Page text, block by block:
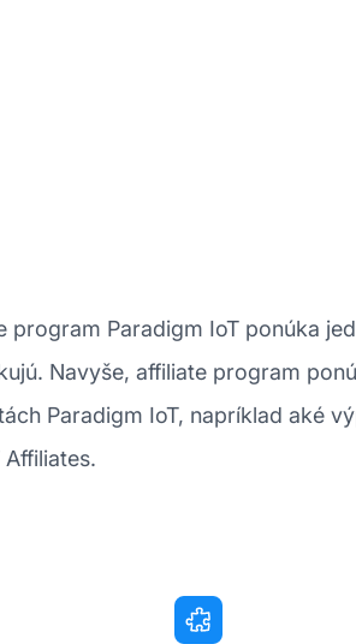
Paradigm IoT ponúka
Navyše, affiliate program
Paradigm IoT, napríklad aké